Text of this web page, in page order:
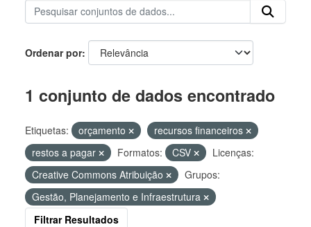
Ordenar por
1 conjunto de dados encontrado
Etiquetas: orçamento
recursos financeiros
restos a pagar
Formatos: CSV
Licenças:
Creative Commons Atribuição
Grupos:
Gestão, Planejamento e Infraestrutura
Filtrar Resultados